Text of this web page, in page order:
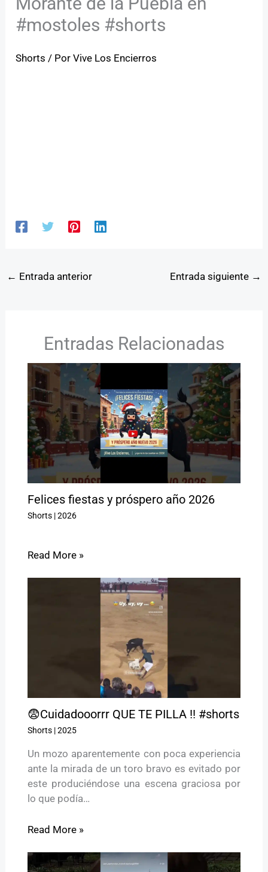
#mostoles #shorts
Shorts / PorVive Los Encierros
← Entrada anterior Entrada siguiente →
Entradas Relacionadas
Felices fiestas y próspero año 2026
Shorts|2026
Read More »
😨Cuidadooorrr QUE TE PILLA !! #shorts
Shorts|2025
Un mozo aparentemente con poca experiencia
ante la mirada de un toro bravo es evitado por
este produciéndose una escena graciosa por
lo que podía…
Read More »